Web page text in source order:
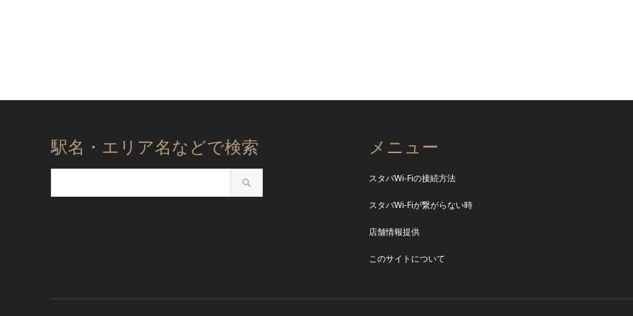
駅名・エリア名などで検索 メニュー
スタバWi-Fiの接続方法
スタバWi-Fiが繋がらない時
店舗情報提供
このサイトについて